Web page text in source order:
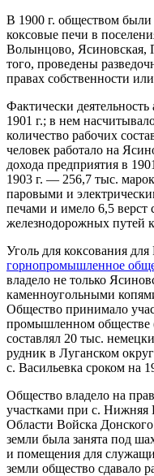
В 1900 г. обществом были
коксовые печи в
Волынцово, Ясиновская,
того, проведены
правах собственности
Фактически
1901 г.; в нем
количество рабочих
человек работало на
дохода предприятия в
1903 г. — 256,7 тыс.
паровыми и
печами и имело 6,5 верст
железнодорожных путей
Уголь для коксования
горнопромышленное
владело не только
каменноугольными
Общество принимало
промышленном обществе
составлял 20 тыс.
рудник в Луганском
с. Васильевка сроком на
Общество владело на
участками при с. Нижняя
Области Войска Донского
земли была занята под
и помещения для
земли общество сдавало